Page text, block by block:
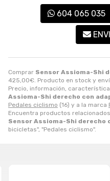
Comprar Sensor Assioma-Shi
425,00€. Producto en stock y
Precio, información,
Assioma-Shi derecho con
Pedales ciclismo (16) y a la marca
Encuentra productos
Sensor Assioma-Shi derecho
bicicletas", "Pedales ciclismo".
604 065 035